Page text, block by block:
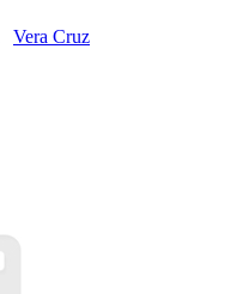
Vera Cruz